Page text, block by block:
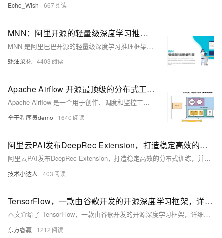
Echo_Wish 667
MNN：阿里开源的轻量级深度学习推理框架，支持在移动端等多种终端上运行，兼容主流的模型格式
MNN 是阿里巴巴开源的轻量级深度学习推理框架，支持多种设备和主流模型格式，具备高性能和易用性，适用于移动端、服务器和嵌入式设备。
蚝油菜花 4403
Apache Airflow 开源最顶级的分布式工作流平台
Apache Airflow 是一个用于创作、调度和监控工作流的平台，通过将工作流定义为代码，实现更好的可维护性和协作性。Airflow 使用有向无环图（DAG）定义任务，支持动态生成、扩展和优雅的管道设计。其丰富的命令行工具和用户界面使得任务管理和监控更加便捷。适用于静态和缓慢变化的工作流，常用于数据处理。
全干程序员demo 1640
阿里云PAI发布DeepRec Extension，打造稳定高效的分布式训练，并宣布开源！
阿里云PAI发布DeepRec Extension，打造稳定高效的分布式训练，并宣布开源！
技术小达人 403
TensorFlow，一款由谷歌开发的开源深度学习框架，详细讲解了使用 TensorFlow 构建深度学习模型的步骤
本文介绍了 TensorFlow，一款由谷歌开发的开源深度学习框架，详细讲解了使用 TensorFlow 构建深度学习模型的步骤，包括数据准备、模型定义、损失函数与优化器选择、模型训练与评估、模型保存与部署，并展示了构建全连接神经网络的具体示例。此外，还探讨了 TensorFlow 的高级特性，如自动微分、模型可视化和分布式训练，以及其在未来的发展前景。
东方睿赢 1212